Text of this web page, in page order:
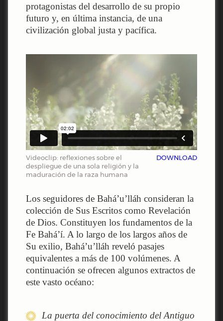
protagonistas del desarrollo de su propio
futuro y, en última instancia, de una
civilización global justa y pacífica.
Videoclip: reflexiones sobre el
despliegue de una sola religión y la
maduración de la raza humana
DOWNLOAD
Los seguidores de Bahá’u’lláh consideran la
colección de Sus Escritos como Revelación
de Dios. Constituyen los fundamentos de la
Fe Bahá’í. A lo largo de los largos años de
Su exilio, Bahá’u’lláh reveló pasajes
equivalentes a más de 100 volúmenes. A
continuación se ofrecen algunos extractos de
este vasto océano:
La puerta del conocimiento del Antiguo